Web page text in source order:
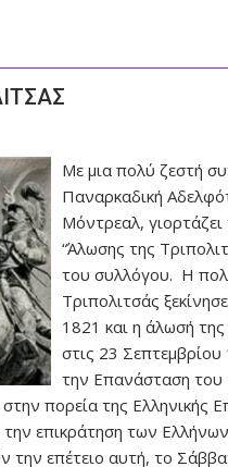
​Με μια πολύ ζεστή
Παναρκαδική
Μόντρεαλ, γιορτάζει
“Άλωσης της
του συλλόγου. Η
Τριπολιτσάς
1821 και η άλωσή
στις 23 Σεπτεμβρίου
την Επανάσταση
πορεία της Ελληνικής
επικράτηση των
επέτειο αυτή, το